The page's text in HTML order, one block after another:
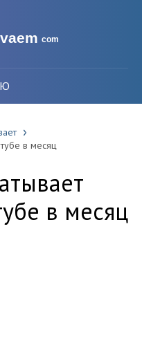
com
в месяц
в месяц